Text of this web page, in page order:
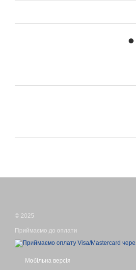
© 2025
Приймаємо до оплати
Мобільна версія